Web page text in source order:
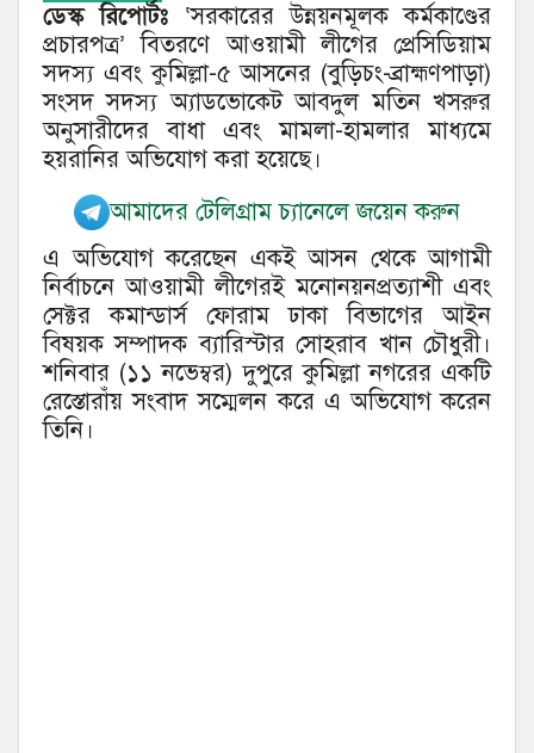
ডেস্ক রিপোর্টঃ ‘সরকারের উন্নয়নমূলক কর্মকাণ্ডের
প্রচারপত্র’ বিতরণে আওয়ামী লীগের প্রেসিডিয়াম
সদস্য এবং কুমিল্লা-৫ আসনের (বুড়িচং-ব্রাহ্মণপাড়া)
সংসদ সদস্য অ্যাডভোকেট আবদুল মতিন খসরুর
অনুসারীদের বাধা এবং মামলা-হামলার মাধ্যমে
হয়রানির অভিযোগ করা হয়েছে।
আমাদের টেলিগ্রাম চ্যানেলে জয়েন করুন
এ অভিযোগ করেছেন একই আসন থেকে আগামী
নির্বাচনে আওয়ামী লীগেরই মনোনয়নপ্রত্যাশী এবং
সেক্টর কমান্ডার্স ফোরাম ঢাকা বিভাগের আইন
বিষয়ক সম্পাদক ব্যারিস্টার সোহরাব খান চৌধুরী।
শনিবার (১১ নভেম্বর) দুপুরে কুমিল্লা নগরের একটি
রেস্তোরাঁয় সংবাদ সম্মেলন করে এ অভিযোগ করেন
তিনি।